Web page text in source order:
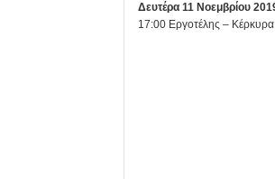
Δευτέρα 11 Νοεμβρίου
17:00 Εργοτέλης –